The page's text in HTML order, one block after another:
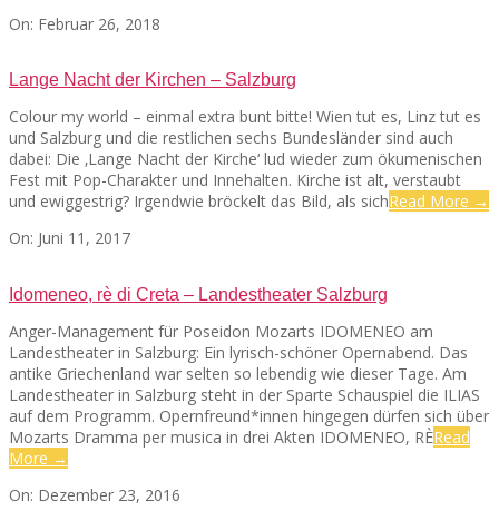
2018-
On: Februar 26, 2018
Lange Nacht der Kirchen – Salzburg
Colour my world – einmal extra bunt bitte! Wien tut es, Linz tut es
und Salzburg und die restlichen sechs Bundesländer sind auch
dabei: Die ‚Lange Nacht der Kirche‘ lud wieder zum ökumenischen
Fest mit Pop-Charakter und Innehalten. Kirche ist alt, verstaubt
und ewiggestrig? Irgendwie bröckelt das Bild, als sichRead More →
2017-
On: Juni 11, 2017
Idomeneo, rè di Creta – Landestheater Salzburg
Anger-Management für Poseidon Mozarts IDOMENEO am
Landestheater in Salzburg: Ein lyrisch-schöner Opernabend. Das
antike Griechenland war selten so lebendig wie dieser Tage. Am
Landestheater in Salzburg steht in der Sparte Schauspiel die ILIAS
auf dem Programm. Opernfreund*innen hingegen dürfen sich über
Mozarts Dramma per musica in drei Akten IDOMENEO, RÈRead
More →
2016-
On: Dezember 23, 2016